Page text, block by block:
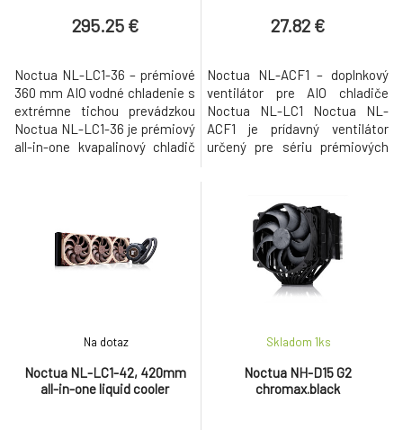
295.25 €
Noctua NL-LC1-36 – prémiové
360 mm AIO vodné chladenie s
extrémne tichou prevádzkou
Noctua NL-LC1-36 je prémiový
all-in-one kvapalinový chladič
v oblasti vodného chladenia a
ponúka výnimočný výkon,
stabilitu a dlhodobú spoľahli
27.82 €
Noctua NL-ACF1 – doplnkový
ventilátor pre AIO chladiče
Noctua NL-LC1 Noctua NL-
ACF1 je prídavný ventilátor
určený pre sériu prémiových
priamo na vrchnú časť CPU
bloku a zabezpečuje dodatočné
prúdenie vzduchu v okolí
socketu procesora. Pomáha
tak chladiť komponenty ako
VRM napájanie
Noctua NL-LC1-42, 420mm
all-in-one liquid cooler
Na dotaz
Noctua NH-D15 G2
chromax.black
Skladom 1ks